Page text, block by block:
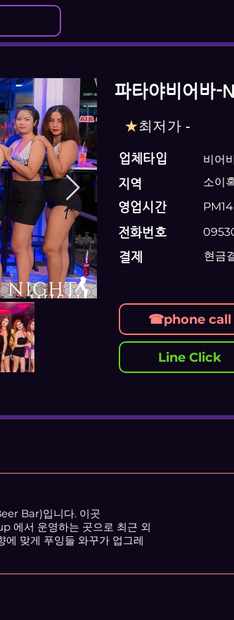
파타야비어바-
★최저가 -
업체타입 비어
지역 소이
영업시간
전화번호
결제 현금
☎phone call
Line Click
Bar)입니다. 이곳
에서 운영하는 곳으로 최근 외
에 맞게 푸잉들 와꾸가 업그레